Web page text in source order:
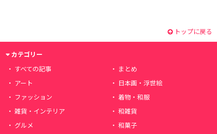
トップに戻る
カテゴリー
すべての記事
まとめ
アート
日本画・浮世絵
ファッション
着物・和服
雑貨・インテリア
和雑貨
グルメ
和菓子